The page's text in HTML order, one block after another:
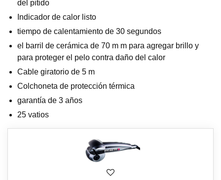
del pitido
Indicador de calor listo
tiempo de calentamiento de 30 segundos
el barril de cerámica de 70 m m para agregar brillo y
para proteger el pelo contra daño del calor
Cable giratorio de 5 m
Colchoneta de protección térmica
garantía de 3 años
25 vatios